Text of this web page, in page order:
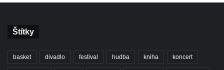
Štítky
basket divadlo festival hudba kniha koncert